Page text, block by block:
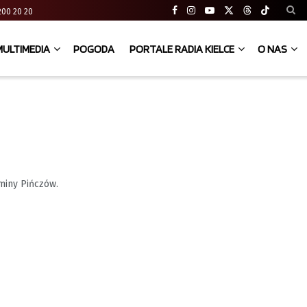
200 20 20
POGODA PORTALE RADIA KIELCE O NAS
Pińczów.